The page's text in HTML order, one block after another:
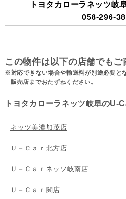
トヨタカローラネッツ岐
058-296-
この物件は以下の店舗でも
対応できない場合や輸送料が別途必要と
販売店までおたずねください。
トヨタカローラネッツ岐阜のU-
ネッツ美濃加茂店
Ｕ－Ｃａｒ北方店
Ｕ－Ｃａｒネッツ岐南店
Ｕ－Ｃａｒ関店